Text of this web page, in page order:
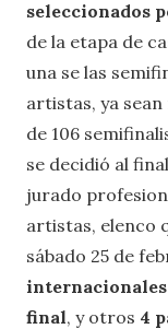
seleccionados
de la etapa de
una se las
artistas, ya
de 106
se decidió al
jurado
artistas, elenco
sábado 25 de
internacionales
final, y otros 4